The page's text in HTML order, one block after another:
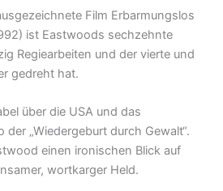
Film Erbarmungslos
ist Eastwoods sechzehnte
Regiearbeiten und der vierte und
gedreht hat.
über die USA und das
der „Wiedergeburt durch Gewalt“.
einen ironischen Blick auf
wortkarger Held.